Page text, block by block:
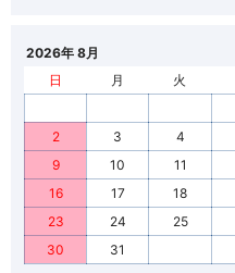
2026年 8月
日
月 火
2
3 4
9
10 11
16
17 18
23
24 25
30
31